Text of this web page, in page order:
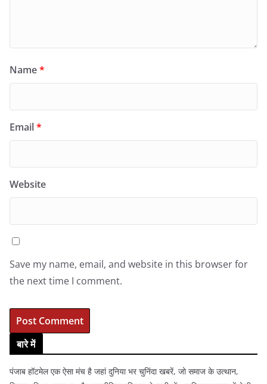
Name*
Email*
Website
Save my name, email, and website in this browser for
the next time I comment.
बारे में
पंजाब हॉटमेल एक ऐसा मंच है जहां दुनिया भर चुनिंदा खबरें, जो समाज के उत्थान,